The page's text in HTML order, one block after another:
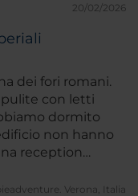
20/02/2026
dei fori romani.
pulite con letti
dormito
non hanno
reception
colazione ampia
Mancanza
Verona, Italia